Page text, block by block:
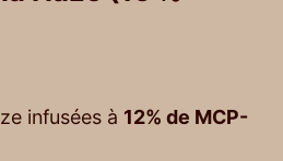
infusées à 12% de MCP-